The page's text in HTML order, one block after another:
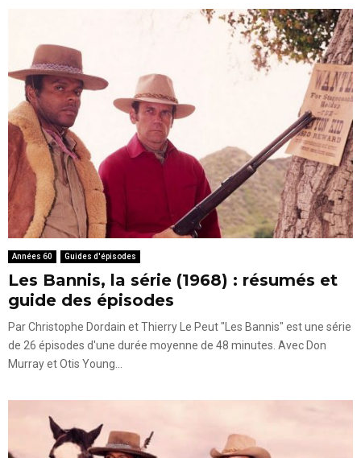
Années 60 Guides d'épisodes
Les Bannis, la série (1968) : résumés et
guide des épisodes
Par Christophe Dordain et Thierry Le Peut "Les Bannis" est une série
de 26 épisodes d'une durée moyenne de 48 minutes. Avec Don
Murray et Otis Young...